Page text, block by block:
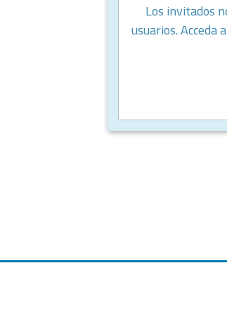
Los invitados
usuarios. Acceda